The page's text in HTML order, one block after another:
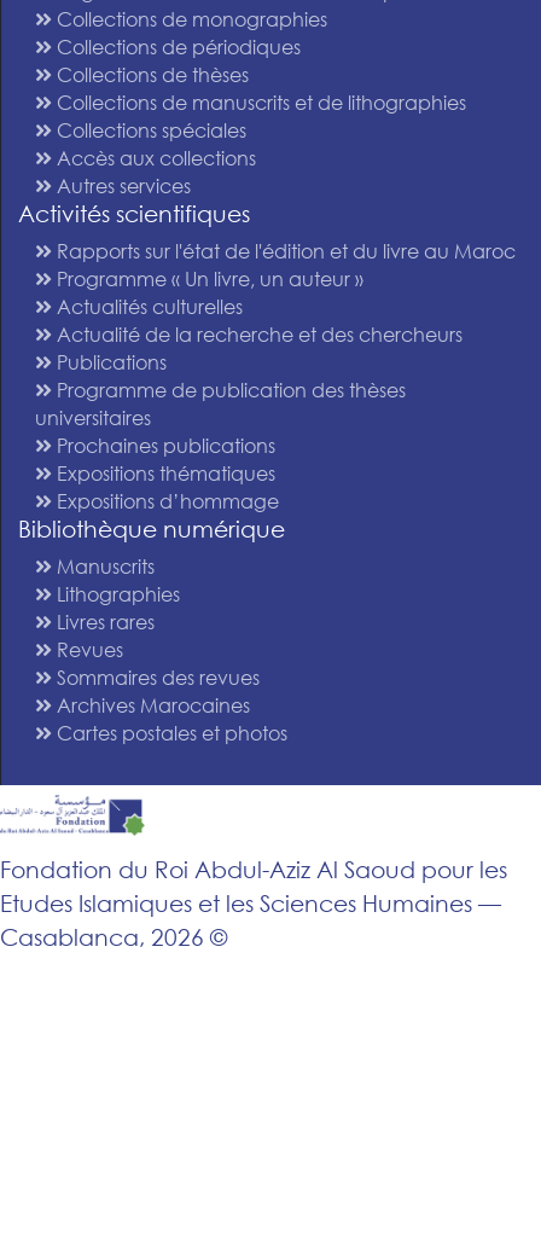
Collections de monographies
Collections de périodiques
Collections de thèses
Collections de manuscrits et de lithographies
Collections spéciales
Accès aux collections
Autres services
Activités scientifiques
Rapports sur l'état de l'édition et du livre au Maroc
Programme « Un livre, un auteur »
Actualités culturelles
Actualité de la recherche et des chercheurs
Publications
Programme de publication des thèses
universitaires
Prochaines publications
Expositions thématiques
Expositions d’hommage
Bibliothèque numérique
Manuscrits
Lithographies
Livres rares
Revues
Sommaires des revues
Archives Marocaines
Cartes postales et photos
Fondation du Roi Abdul-Aziz Al Saoud pour les
Etudes Islamiques et les Sciences Humaines —
Casablanca, 2026 ©